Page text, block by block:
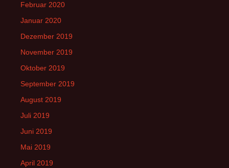
Februar 2020
Januar 2020
Dezember 2019
November 2019
Oktober 2019
September 2019
August 2019
Juli 2019
Juni 2019
Mai 2019
April 2019